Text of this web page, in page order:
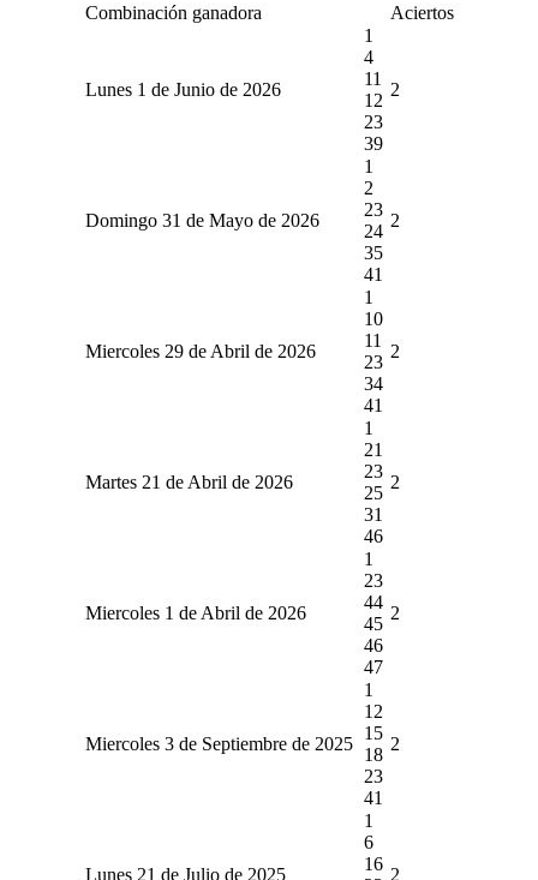
Combinación ganadora Aciertos
Lunes 1 de Junio de 2026
1
4
11
12
23
39
2
Domingo 31 de Mayo de 2026
1
2
23
24
35
41
2
Miercoles 29 de Abril de 2026
1
10
11
23
34
41
2
Martes 21 de Abril de 2026
1
21
23
25
31
46
2
Miercoles 1 de Abril de 2026
1
23
44
45
46
47
2
Miercoles 3 de Septiembre de 2025
1
12
15
18
23
41
2
Lunes 21 de Julio de 2025
1
6
16
2